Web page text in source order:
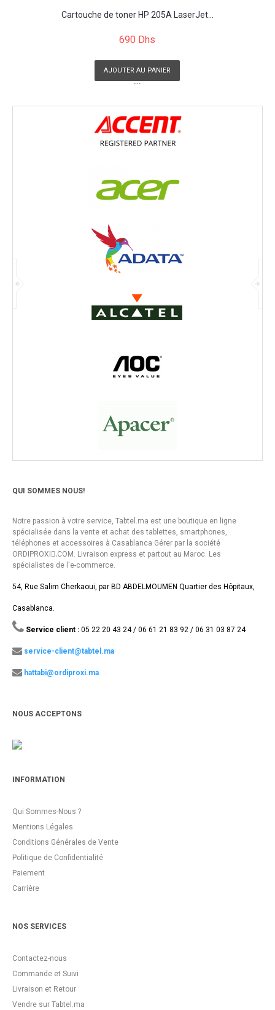
Cartouche de toner HP 205A LaserJet...
690 Dhs
AJOUTER AU PANIER
```
QUI SOMMES NOUS!
Notre passion à votre service, Tabtel.ma est une boutique en ligne
spécialisée dans la vente et achat des tablettes, smartphones,
téléphones et accessoires à Casablanca Gérer par la société
ORDIPROXI.ِCOM. Livraison express et partout au Maroc. Les
spécialistes de l'e-commerce.
54, Rue Salim Cherkaoui, par BD ABDELMOUMEN Quartier des Hôpitaux,
Casablanca.
Service client : 05 22 20 43 24 / 06 61 21 83 92 / 06 31 03 87 24
service-client@tabtel.ma
hattabi@ordiproxi.ma
NOUS ACCEPTONS
INFORMATION
Qui Sommes-Nous ?
Mentions Légales
Conditions Générales de Vente
Politique de Confidentialité
Paiement
Carrière
NOS SERVICES
Contactez-nous
Commande et Suivi
Livraison et Retour
Vendre sur Tabtel.ma